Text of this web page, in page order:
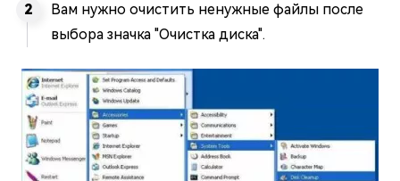
Вам нужно очистить ненужные файлы после
выбора значка "Очистка диска".